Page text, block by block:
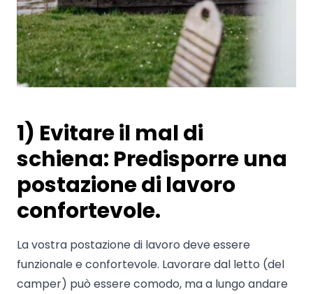
1) Evitare il mal di
schiena: Predisporre una
postazione di lavoro
confortevole.
La vostra postazione di lavoro deve essere
funzionale e confortevole. Lavorare dal letto (del
camper) può essere comodo, ma a lungo andare